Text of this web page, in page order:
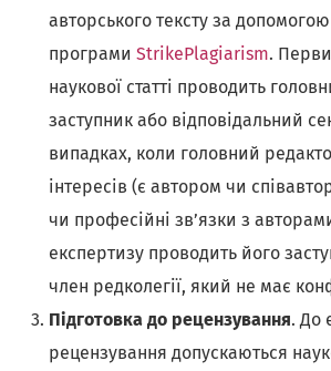
авторського тексту за допомогою
програми StrikePlagiarism.
наукової статті проводить
заступник або відповідальний
випадках, коли головний
інтересів (є автором чи
чи професійні зв’язки з
експертизу проводить його
член редколегії, який не має
Підготовка до рецензування. До
рецензування допускаються